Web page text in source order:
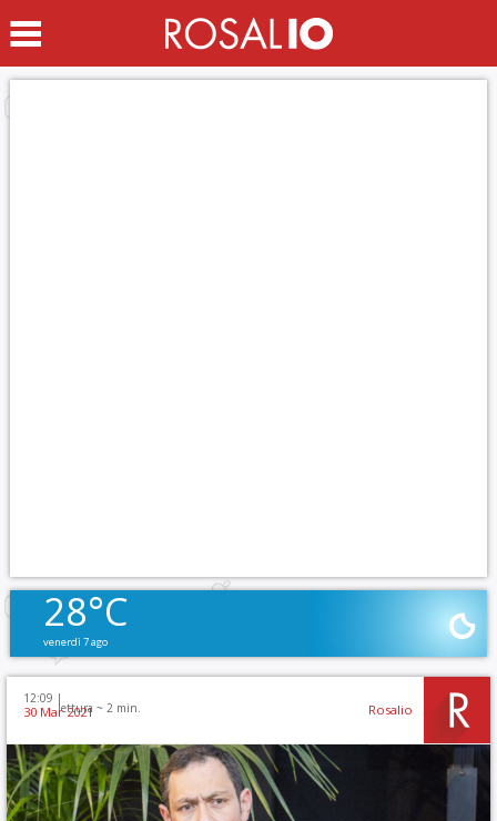
28°C
venerdì 7 ago
12:09 |
lettura ~ 2 min.
30 Mar 2021 Rosalio